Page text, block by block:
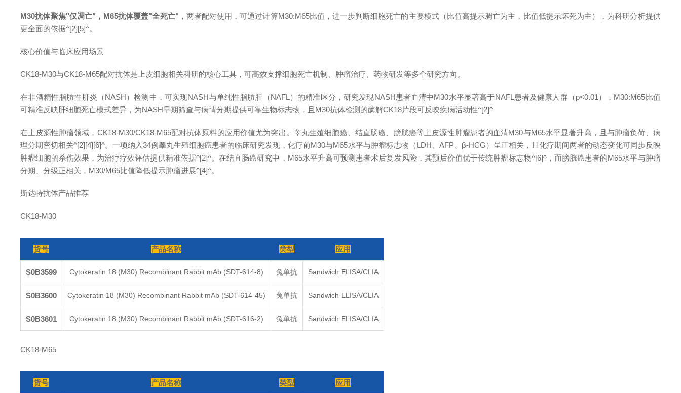
M30抗体聚焦"仅凋亡"，M65抗体覆盖"全死亡" ，两者配对使用，可通过计算M30:M65比值，进一步判断细胞死亡的主要模式（比值高提示凋亡为主，比值低提示坏死为主），为科研分析提供
更全面的依据^[2][5]^。
核心价值与临床应用场景
CK18-M30与CK18-M65配对抗体是上皮细胞相关科研的核心工具，可高效支撑细胞死亡机制、肿瘤治疗、药物研发等多个研究方向。
在非酒精性脂肪性肝炎（NASH）检测中，可实现NASH与单纯性脂肪肝（NAFL）的精准区分，研究发现NASH患者血清中M30水平显著高于NAFL患者及健康人群（p<0.01），M30:M65比值
可精准反映肝细胞死亡模式差异，为NASH早期筛查与病情分期提供可靠生物标志物，且M30抗体检测的酶解CK18片段可反映疾病活动性^[2]^
在上皮源性肿瘤领域，CK18-M30/CK18-M65配对抗体原料的应用价值尤为突出。睾丸生殖细胞癌、结直肠癌、膀胱癌等上皮源性肿瘤患者的血清M30与M65水平显著升高，且与肿瘤负荷、病
理分期密切相关^[2][4][6]^。一项纳入34例睾丸生殖细胞癌患者的临床研究发现，化疗前M30与M65水平与肿瘤标志物（LDH、AFP、β-HCG）呈正相关，且化疗期间两者的动态变化可同步反映
肿瘤细胞的杀伤效果，为治疗疗效评估提供精准依据^[2]^。在结直肠癌研究中，M65水平升高可预测患者术后复发风险，其预后价值优于传统肿瘤标志物^[6]^，而膀胱癌患者的M65水平与肿瘤
分期、分级正相关，M30/M65比值降低提示肿瘤进展^[4]^。
斯达特抗体产品推荐
CK18-M30
货号 产品名称 类型 应用
S0B3599 Cytokeratin 18 (M30) Recombinant Rabbit mAb (SDT-614-8) 兔单抗 Sandwich ELISA/CLIA
S0B3600 Cytokeratin 18 (M30) Recombinant Rabbit mAb (SDT-614-45) 兔单抗 Sandwich ELISA/CLIA
S0B3601 Cytokeratin 18 (M30) Recombinant Rabbit mAb (SDT-616-2) 兔单抗 Sandwich ELISA/CLIA
CK18-M65
货号 产品名称 类型 应用